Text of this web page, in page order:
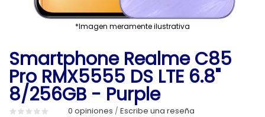
*Imagen meramente ilustrativa
Smartphone Realme C85
Pro RMX5555 DS LTE 6.8"
8/256GB - Purple
0 opiniones / Escribe una reseña